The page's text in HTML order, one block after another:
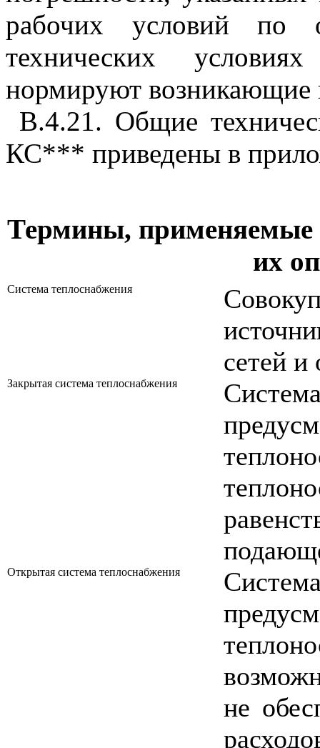
рабочих условий по
технических
нормируют возникающие
В.4.21. Общие
КС*** приведены в
Термины, применяемые
их
Система теплоснабжения
сетей и
Закрытая система теплоснабжения
Открытая система теплоснабжения
не